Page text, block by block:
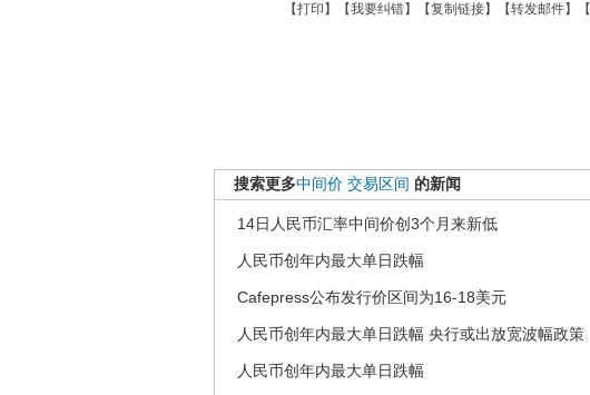
【打印 】【我要纠错】【复制链接】【转发邮件】【
搜索更多中间价 交易区间 的新闻
14日人民币汇率中间价创3个月来新低
人民币创年内最大单日跌幅
Cafepress公布发行价区间为16-18美元
人民币创年内最大单日跌幅 央行或出放宽波幅政策
人民币创年内最大单日跌幅